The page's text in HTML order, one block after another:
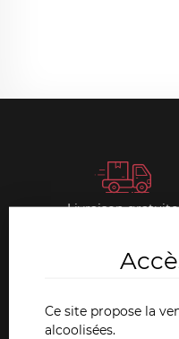
Livraison gratuite
Depuis toujours,
Ce site propose la
alcoolisées.